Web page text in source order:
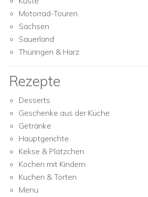
Motorrad-Touren
Sachsen
Sauerland
Thüringen & Harz
Rezepte
Desserts
Geschenke aus der Küche
Getränke
Hauptgerichte
Kekse & Plätzchen
Kochen mit Kindern
Kuchen & Torten
Menu